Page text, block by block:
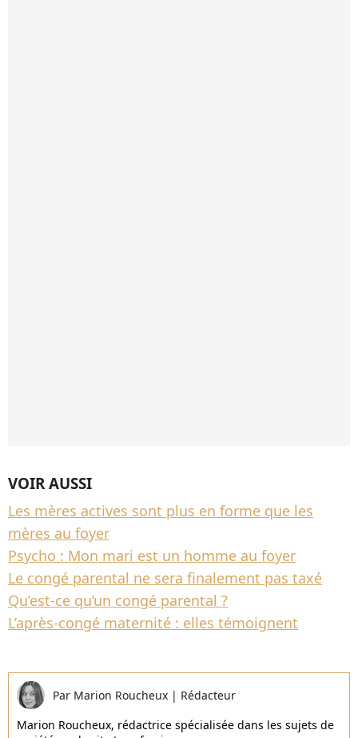
VOIR AUSSI
Les mères actives sont plus en forme que les
mères au foyer
Psycho : Mon mari est un homme au foyer
Le congé parental ne sera finalement pas taxé
Qu’est-ce qu’un congé parental ?
L’après-congé maternité : elles témoignent
Par Marion Roucheux | Rédacteur
Marion Roucheux, rédactrice spécialisée dans les sujets de